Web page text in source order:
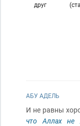
друг
АБУ АДЕЛЬ
И не равны
что Аллах не